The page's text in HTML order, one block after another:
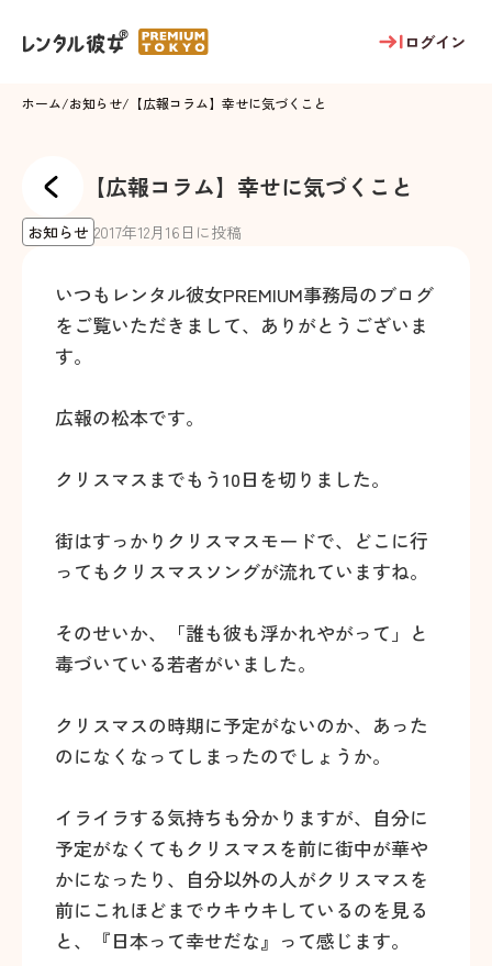
ログイン
ホーム/お知らせ/ 【広報コラム】幸せに気づくこと
【広報コラム】幸せに気づくこと
お知らせ 2017年12月 16 日に投稿
いつもレンタル彼女PREMIUM事務局のブログ
をご覧いただきまして、ありがとうございま
す。
広報の松本です。
クリスマスまでもう10日を切りました。
街はすっかりクリスマスモードで、どこに行
ってもクリスマスソングが流れていますね。
そのせいか、「誰も彼も浮かれやがって」と
毒づいている若者がいました。
クリスマスの時期に予定がないのか、あった
のになくなってしまったのでしょうか。
イライラする気持ちも分かりますが、自分に
予定がなくてもクリスマスを前に街中が華や
かになったり、自分以外の人がクリスマスを
前にこれほどまでウキウキしているのを見る
と、『日本って幸せだな』って感じます。